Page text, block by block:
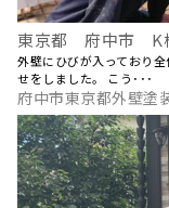
東京都 府中市 K
外壁にひびが入っており
せをしました。 こう･･･
府中市東京都外壁塗